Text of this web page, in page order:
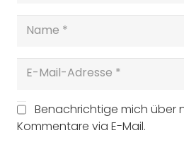
Benachrichtige mich über
Kommentare via E-Mail.